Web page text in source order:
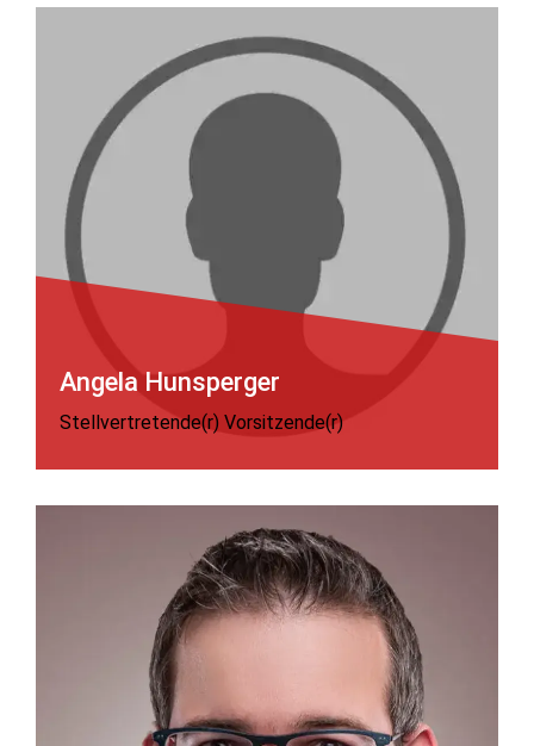
Angela Hunsperger
Stellvertretende(r) Vorsitzende(r)